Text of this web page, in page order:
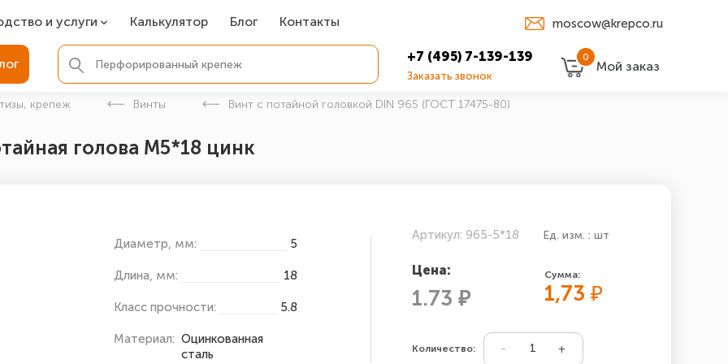
и услуги
фундамента
детали
Калькулятор Блог Контакты moscow@krepco.ru
+7 (495) 7-139-139
Заказать звонок
0
Мой заказ
крепеж Винты Винт с потайной головкой DIN 965 (ГОСТ 17475-80)
голова М5*18 цинк
Диаметр, мм: 5
Длина, мм: 18
Класс прочности: 5.8
Материал: Оцинкованная
сталь
Артикул: 965-5*18 Ед. изм. : шт
Цена:
1.73 ₽
Сумма:
1,73₽
Количество: